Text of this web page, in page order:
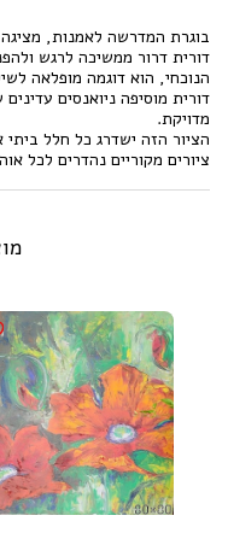
בוגרת המדרשה לאמנות,
דורית דרור ממשיכה לרגש
הנוכחי, הוא דוגמה מופלאה
דורית מוסיפה ניואנסים
מדויקת.
הציור הזה ישדרג כל חלל
ציורים מקוריים נהדרים לכל